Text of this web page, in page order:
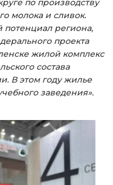
по производству
молока и сливок.
потенциал региона,
проекта
жилой комплекс
состава
В этом году жилье
заведения».